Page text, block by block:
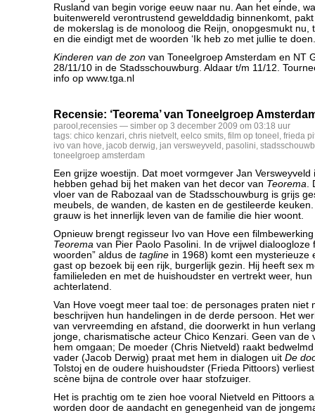
Rusland van begin vorige eeuw naar nu. Aan het einde,
buitenwereld verontrustend gewelddadig binnenkomt,
de mokerslag is de monoloog die Reijn, onopgesmukt nu,
en die eindigt met de woorden ‘Ik heb zo met jullie te
Kinderen van de zon van Toneelgroep Amsterdam en NT
28/11/10 in de Stadsschouwburg. Aldaar t/m 11/12.
info op www.tga.nl
Recensie: ‘Teorema’ van Toneelgroep
parool ,recensies — simber op 3 december 2009 om 03:18 uur
tags: chico kenzari, chris nietvelt, eelco smits, film op toneel , frieda
ivo van hove, jacob derwig, jan versweyveld , pasolini,
toneelgroep amsterdam
Een grijze woestijn. Dat moet vormgever Jan
hebben gehad bij het maken van het decor van Teorema.
vloer van de Rabozaal van de Stadsschouwburg is grijs
meubels, de wanden, de kasten en de gestileerde
grauw is het innerlijk leven van de familie die hier woont.
Opnieuw brengt regisseur Ivo van Hove een
Teorema van Pier Paolo Pasolini. In de vrijwel dialoogloze
woorden” aldus de tagline in 1968) komt een mysterieuze
gast op bezoek bij een rijk, burgerlijk gezin. Hij heeft sex
familieleden en met de huishoudster en vertrekt weer,
achterlatend.
Van Hove voegt meer taal toe: de personages praten niet
beschrijven hun handelingen in de derde persoon. Het
van vervreemding en afstand, die doorwerkt in hun
jonge, charismatische acteur Chico Kenzari. Geen van de
hem omgaan; De moeder (Chris Nietveld) raakt
vader (Jacob Derwig) praat met hem in dialogen uit De
Tolstoj en de oudere huishoudster (Frieda Pittoors)
scène bijna de controle over haar stofzuiger.
Het is prachtig om te zien hoe vooral Nietveld en Pittoors
worden door de aandacht en genegenheid van de